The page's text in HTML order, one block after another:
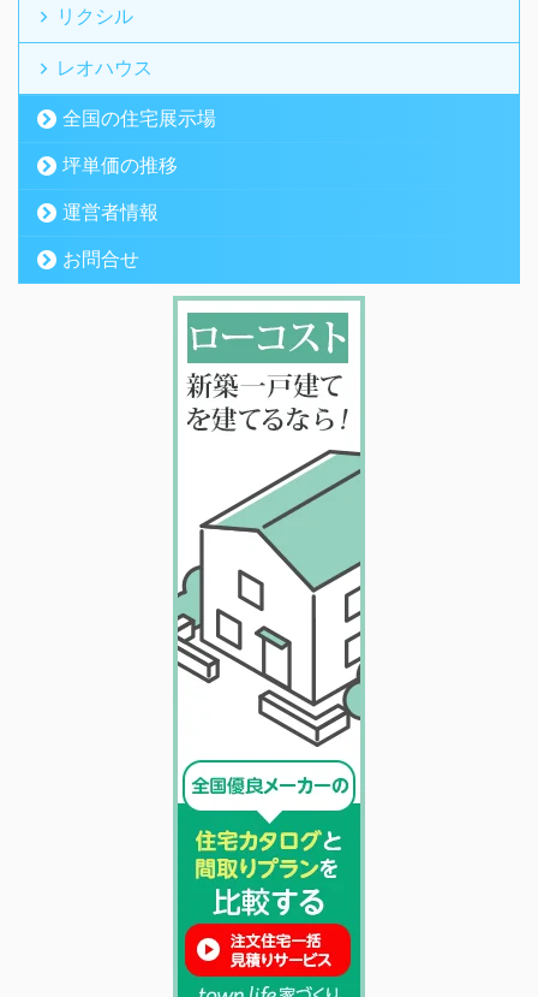
リクシル
レオハウス
全国の住宅展示場
坪単価の推移
運営者情報
お問合せ